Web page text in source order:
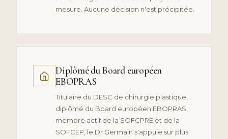
mesure. Aucune décision n'est précipitée.
Diplômé du Board européen
EBOPRAS
Titulaire du DESC de chirurgie plastique,
diplômé du Board européen EBOPRAS,
membre actif de la SOFCPRE et de la
SOFCEP, le Dr Germain s'appuie sur plus